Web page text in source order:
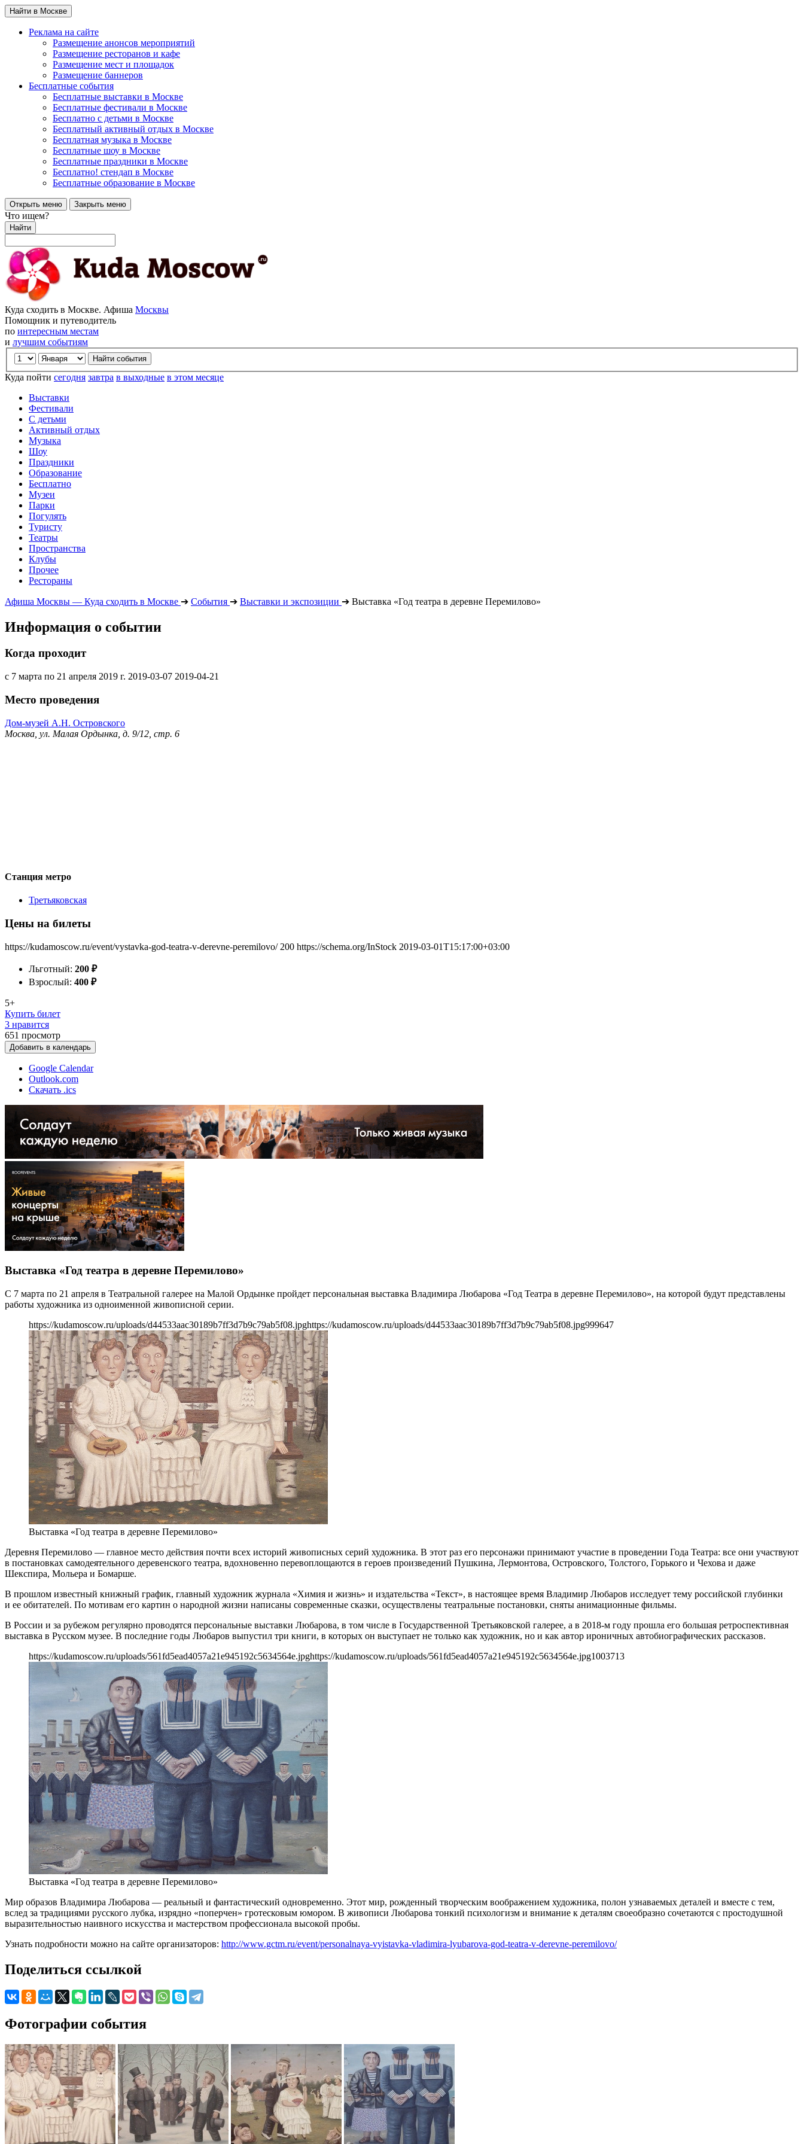
Найти в Москве
Реклама на сайте
Размещение анонсов мероприятий
Размещение ресторанов и кафе
Размещение мест и площадок
Размещение баннеров
Бесплатные события
Бесплатные выставки в Москве
Бесплатные фестивали в Москве
Бесплатно с детьми в Москве
Бесплатный активный отдых в Москве
Бесплатная музыка в Москве
Бесплатные шоу в Москве
Бесплатные праздники в Москве
Бесплатно! стендап в Москве
Бесплатные образование в Москве
Открыть меню Закрыть меню
Что ищем?
Найти
Куда сходить в Москве. Афиша Москвы
Помощник и путеводитель
по интересным местам
и лучшим событиям
Куда пойти сегодня завтра в выходные в этом месяце
Выставки
Фестивали
С детьми
Активный отдых
Музыка
Шоу
Праздники
Образование
Бесплатно
Музеи
Парки
Погулять
Туристу
Театры
Пространства
Клубы
Прочее
Рестораны
Афиша Москвы — Куда сходить в Москве ➔ События ➔ Выставки и экспозиции ➔ Выставка «Год театра в деревне Перемилово»
Информация о событии
Когда проходит
с 7 марта по 21 апреля 2019 г. 2019-03-07 2019-04-21
Место проведения
Дом-музей А.Н. Островского
Москва, ул. Малая Ордынка, д. 9/12, стр. 6
Станция метро
Третьяковская
Цены на билеты
https://kudamoscow.ru/event/vystavka-god-teatra-v-derevne-peremilovo/ 200 https://schema.org/InStock 2019-03-01T15:17:00+03:00
Льготный: 200 ₽
Взрослый: 400 ₽
5+
Купить билет
3 нравится
651 просмотр
Добавить в календарь
Google Calendar
Outlook.com
Скачать .ics
Выставка «Год театра в деревне Перемилово»
С 7 марта по 21 апреля в Театральной галерее на Малой Ордынке пройдет персональная выставка Владимира Любарова «Год Театра в деревне Перемилово», на которой будут представлены
работы художника из одноименной живописной серии.
https://kudamoscow.ru/uploads/d44533aac30189b7ff3d7b9c79ab5f08.jpghttps://kudamoscow.ru/uploads/d44533aac30189b7ff3d7b9c79ab5f08.jpg999647
Выставка «Год театра в деревне Перемилово»
Деревня Перемилово — главное место действия почти всех историй живописных серий художника. В этот раз его персонажи принимают участие в проведении Года Театра: все они участвуют
в постановках самодеятельного деревенского театра, вдохновенно перевоплощаются в героев произведений Пушкина, Лермонтова, Островского, Толстого, Горького и Чехова и даже
Шекспира, Мольера и Бомарше.
В прошлом известный книжный график, главный художник журнала «Химия и жизнь» и издательства «Текст», в настоящее время Владимир Любаров исследует тему российской глубинки
и ее обитателей. По мотивам его картин о народной жизни написаны современные сказки, осуществлены театральные постановки, сняты анимационные фильмы.
В России и за рубежом регулярно проводятся персональные выставки Любарова, в том числе в Государственной Третьяковской галерее, а в 2018-м году прошла его большая ретроспективная
выставка в Русском музее. В последние годы Любаров выпустил три книги, в которых он выступает не только как художник, но и как автор ироничных автобиографических рассказов.
https://kudamoscow.ru/uploads/561fd5ead4057a21e945192c5634564e.jpghttps://kudamoscow.ru/uploads/561fd5ead4057a21e945192c5634564e.jpg1003713
Выставка «Год театра в деревне Перемилово»
Мир образов Владимира Любарова — реальный и фантастический одновременно. Этот мир, рожденный творческим воображением художника, полон узнаваемых деталей и вместе с тем,
вслед за традициями русского лубка, изрядно «поперчен» гротесковым юмором. В живописи Любарова тонкий психологизм и внимание к деталям своеобразно сочетаются с простодушной
выразительностью наивного искусства и мастерством профессионала высокой пробы.
Узнать подробности можно на сайте организаторов: http://www.gctm.ru/event/personalnaya-vyistavka-vladimira-lyubarova-god-teatra-v-derevne-peremilovo/
Поделиться ссылкой
Фотографии события